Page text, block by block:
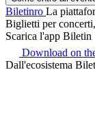
Biletinro La
Biglietti per
Scarica l'app Biletin
Download on
Dall'ecosistema